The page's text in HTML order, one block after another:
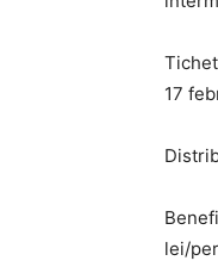
17
lei/